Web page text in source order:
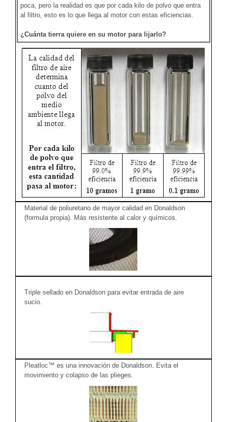
poca, pero la realidad es que por cada kilo de polvo que entra
al filtro, esto es lo que llega al motor con estas eficiencias.
¿Cuánta tierra quiere en su motor para lijarlo?
Material de poliuretano de mayor calidad en Donaldson
(formula propia). Más resistente al calor y químicos.
Triple sellado en Donaldson para evitar entrada de aire
sucio.
Pleatloc™ es una innovación de Donaldson. Evita el
movimiento y colapso de las plieges.